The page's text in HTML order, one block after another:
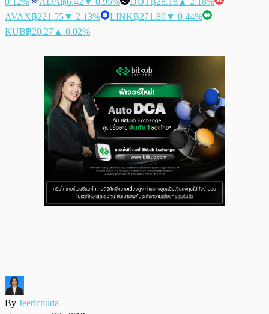
AVAX฿221.55▼ 2.13% LINK฿271.89▼ 0.44%
KUB฿20.27 ▲ 0.02%
By Jeerichuda